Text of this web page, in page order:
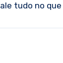
tudo no